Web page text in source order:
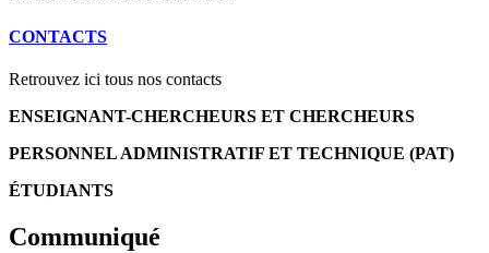
CONTACTS
Retrouvez ici tous nos contacts
ENSEIGNANT-CHERCHEURS ET CHERCHEURS
PERSONNEL ADMINISTRATIF ET TECHNIQUE (PAT)
ÉTUDIANTS
Communiqué